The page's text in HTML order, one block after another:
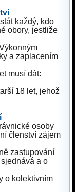
každý, kdo
obory, jestliže
a zaplacením
musí dát:
18 let, jehož
osoby
členství zájem
zastupování
a o
o kolektivním